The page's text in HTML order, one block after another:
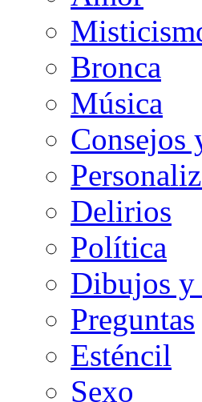
Bronca
Música
Consejos
Delirios
Política
Dibujos y
Preguntas
Esténcil
Sexo